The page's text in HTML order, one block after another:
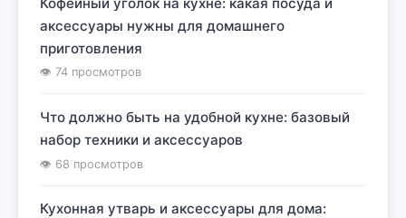
аксессуары нужны для домашнего
приготовления
👁 74 просмотров
Что должно быть на удобной кухне: базовый
набор техники и аксессуаров
👁 68 просмотров
Кухонная утварь и аксессуары для дома: